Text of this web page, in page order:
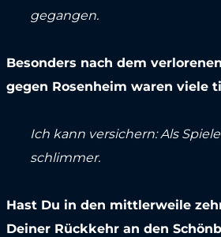
gegangen.
Besonders nach dem
gegen Rosenheim waren viele
Ich kann versichern: Als
schlimmer.
Hast Du in den mittlerweile
Deiner Rückkehr an den